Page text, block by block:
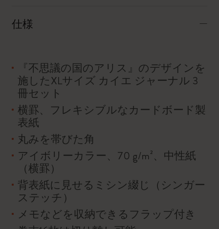
仕様
『不思議の国のアリス』のデザインを
施したXLサイズ カイエ ジャーナル 3
冊セット
横罫、フレキシブルなカードボード製
表紙
丸みを帯びた角
アイボリーカラー、70 g/m²、中性紙
（横罫）
背表紙に見せるミシン綴じ（シンガー
ステッチ）
メモなどを収納できるフラップ付き